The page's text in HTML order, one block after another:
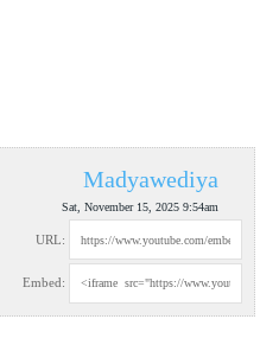
Madyawediya
Sat, November 15, 2025 9:54am
URL:
Embed: